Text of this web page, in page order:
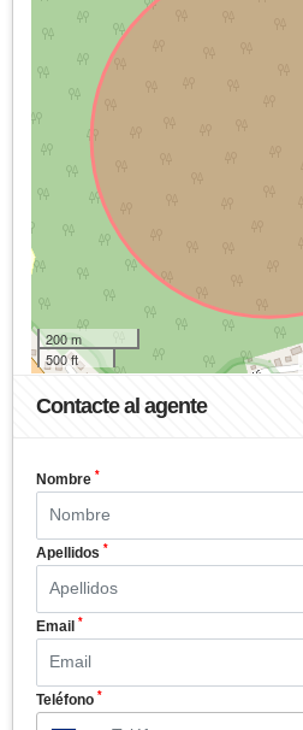
200 m
500 ft
Contacte al agente
Nombre *
Apellidos *
Email *
Teléfono *